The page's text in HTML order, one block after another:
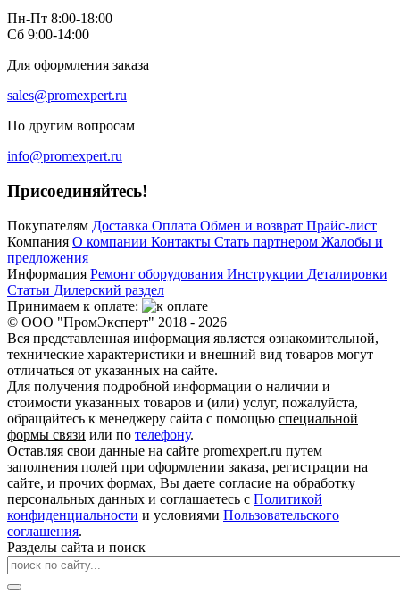
Пн-Пт 8:00-18:00
Сб 9:00-14:00
Для оформления заказа
sales@promexpert.ru
По другим вопросам
info@promexpert.ru
Присоединяйтесь!
Покупателям Доставка Оплата Обмен и возврат Прайс-лист
Компания О компании Контакты Стать партнером Жалобы и
предложения
Информация Ремонт оборудования Инструкции Деталировки
Статьи Дилерский раздел
Принимаем к оплате:
© ООО "ПромЭксперт" 2018 - 2026
Вся представленная информация является ознакомительной,
технические характеристики и внешний вид товаров могут
отличаться от указанных на сайте.
Для получения подробной информации о наличии и
стоимости указанных товаров и (или) услуг, пожалуйста,
обращайтесь к менеджеру сайта с помощью специальной
формы связи или по телефону.
Оставляя свои данные на сайте promexpert.ru путем
заполнения полей при оформлении заказа, регистрации на
сайте, и прочих формах, Вы даете согласие на обработку
персональных данных и соглашаетесь с Политикой
конфиденциальности и условиями Пользовательского
соглашения.
Разделы сайта и поиск